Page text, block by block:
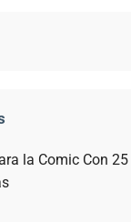
la Comic Con